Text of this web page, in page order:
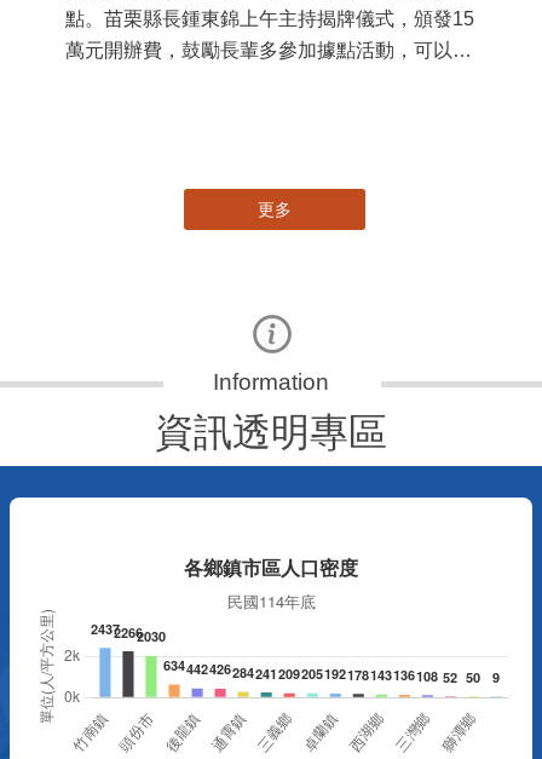
點。苗栗縣長鍾東錦上午主持揭牌儀式，頒發15
萬元開辦費，鼓勵長輩多參加據點活動，可以更
更多
資訊透明專區